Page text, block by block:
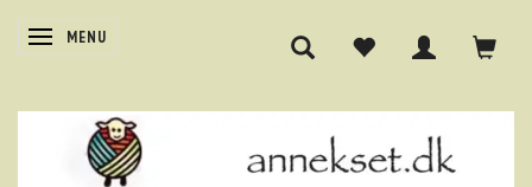
SKIFTE NAVIGATION
MENU